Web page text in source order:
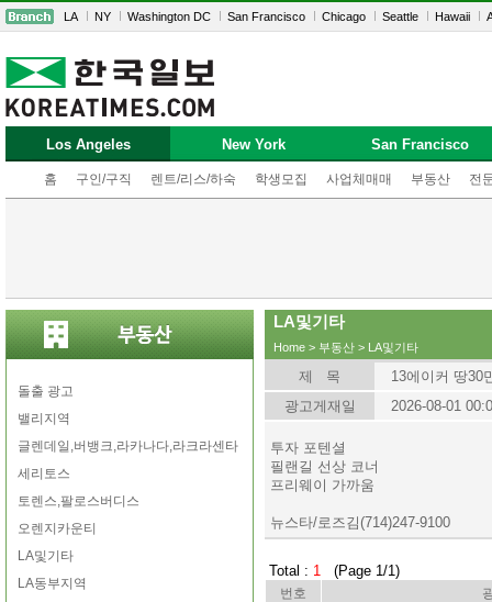
LA NY Washington DC San Francisco Chicago Seattle Hawaii
Los Angeles
홈 구인/구직 렌트/리스/하숙 학생모집 사업체매매 부동산 전
New York San Francisco
돌출 광고
밸리지역
글렌데일,버뱅크,라카나다,라크라센타
세리토스
토렌스,팔로스버디스
오렌지카운티
LA및기타
LA동부지역
LA및기타
Home > 부동산 > LA및기타
제 목
13에이커 땅30
광고게재일
2026-08-01
투자 포텐셜
필랜길 선상 코너
프리웨이 가까움
뉴스타/로즈김(714)247-9100
Total : 1 (Page 1/1)
번호